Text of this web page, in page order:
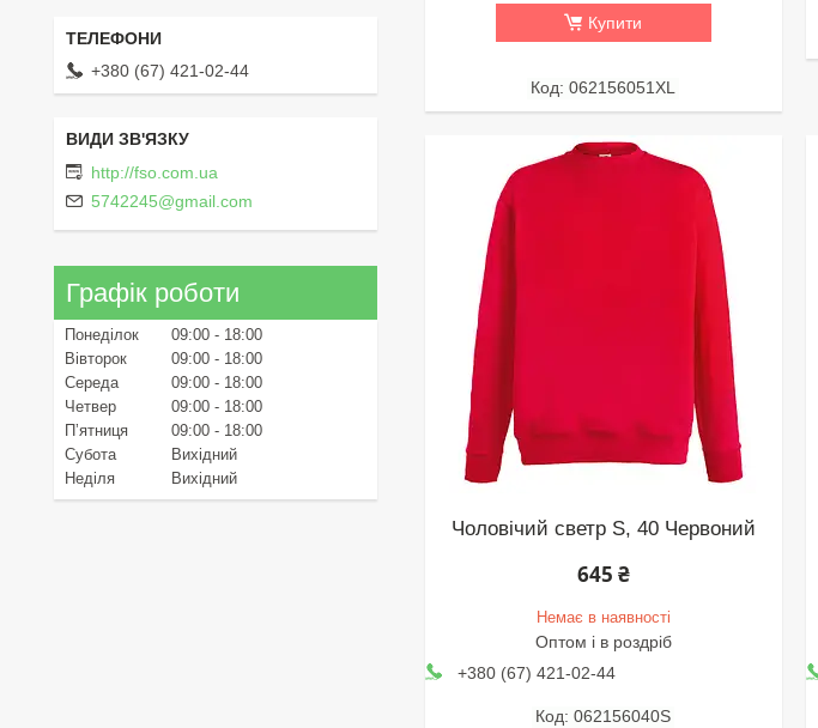
Купити
062156051XL
Чоловічий светр S, 40 Червоний
645 ₴
Немає в наявності
Оптом і в роздріб
+380 (67) 421-02-44
062156040S
+380 (67) 421-02-44
http://fso.com.ua
5742245@gmail.com
Графік роботи
Понеділок 09:00
18:00
Вівторок
09:00
18:00
Середа
09:00
18:00
Четвер
09:00
18:00
Пʼятниця
09:00
18:00
Субота
Вихідний
Неділя
Вихідний